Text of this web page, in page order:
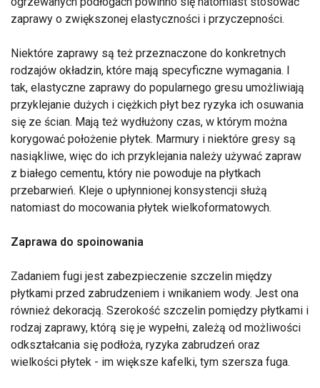
zaprawy o zwiększonej elastyczności i przyczepności.
Niektóre zaprawy są też przeznaczone do konkretnych
rodzajów okładzin, które mają specyficzne wymagania. I
tak, elastyczne zaprawy do popularnego gresu umożliwiają
przyklejanie dużych i ciężkich płyt bez ryzyka ich osuwania
się ze ścian. Mają też wydłużony czas, w którym można
korygować położenie płytek. Marmury i niektóre gresy są
nasiąkliwe, więc do ich przyklejania należy używać zapraw
z białego cementu, który nie powoduje na płytkach
przebarwień. Kleje o upłynnionej konsystencji służą
natomiast do mocowania płytek wielkoformatowych.
Zaprawa do spoinowania
Zadaniem fugi jest zabezpieczenie szczelin między
płytkami przed zabrudzeniem i wnikaniem wody. Jest ona
również dekoracją. Szerokość szczelin pomiędzy płytkami i
rodzaj zaprawy, którą się je wypełni, zależą od możliwości
odkształcania się podłoża, ryzyka zabrudzeń oraz
wielkości płytek - im większe kafelki, tym szersza fuga.